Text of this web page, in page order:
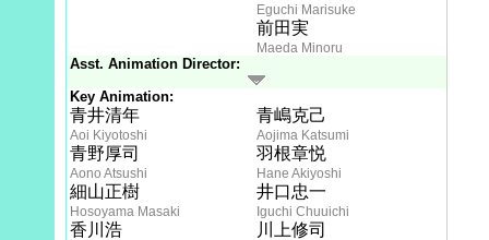
Eguchi Marisuke
前田実
Maeda Minoru
Asst. Animation Director:
Key Animation:
青井清年
Aoi Kiyotoshi
青野厚司
Aono Atsushi
細山正樹
Hosoyama Masaki
香川浩
青嶋克己
Aojima Katsumi
羽根章悦
Hane Akiyoshi
井口忠一
Iguchi Chuuichi
川上修司